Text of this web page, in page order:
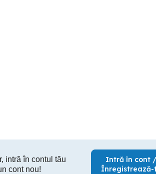
intră în contul tău
cont nou!
Intră în cont /
Înregistrează-